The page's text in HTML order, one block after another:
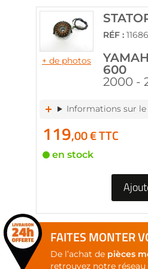
+ de photos
RÉF : 11686
600
2000 -
Informations sur le
119,00 € TTC
en stock
FAITES MONTER
De l’achat de pièces
retrouvez notre